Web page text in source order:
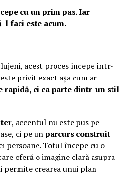
cu un prim pas. Iar
faci este acum.
acest proces începe într-
privit exact așa cum ar
rapidă, ci ca parte dintr-un stil
, accentul nu este pus pe
ci pe unparcurs construit
persoane. Totul începe cu o
oferă o imagine clară asupra
permite crearea unui plan